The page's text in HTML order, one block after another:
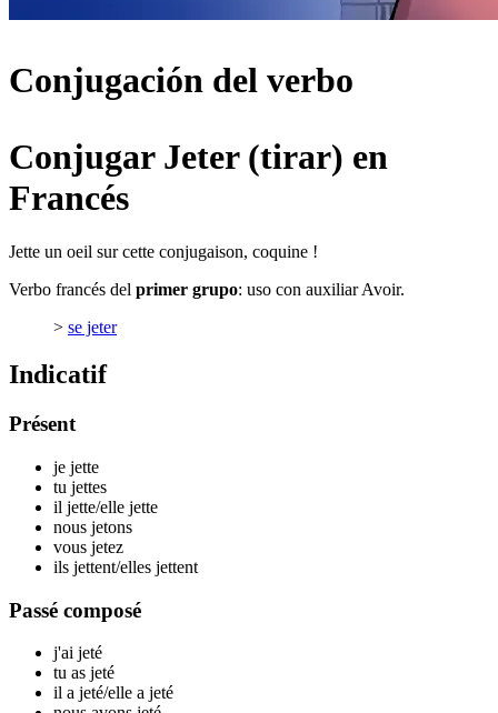
Conjugación del verbo
Conjugar Jeter (tirar) en
Francés
Jette un oeil sur cette conjugaison, coquine !
Verbo francés del primer grupo: uso con auxiliar Avoir.
> se jeter
Indicatif
Présent
je jette
tu jettes
il jette/elle jette
nous jetons
vous jetez
ils jettent/elles jettent
Passé composé
j'ai jeté
tu as jeté
il a jeté/elle a jeté